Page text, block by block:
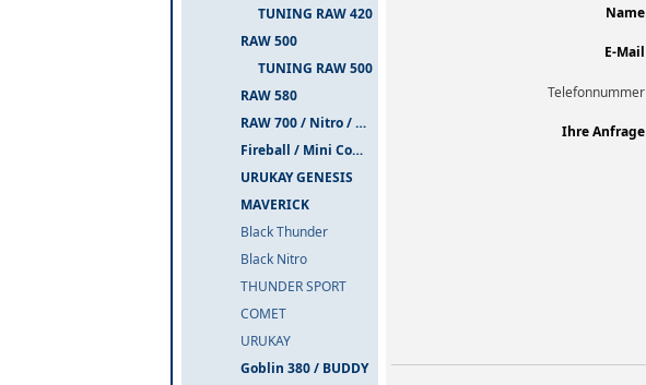
TUNING RAW 420
RAW 500
TUNING RAW 500
RAW 580
RAW 700 / Nitro / PIUMA
Fireball / Mini Comet
URUKAY GENESIS
MAVERICK
Black Thunder
Black Nitro
THUNDER SPORT
COMET
URUKAY
Goblin 380 / BUDDY
Name
E-Mail
Telefonnummer
Ihre Anfrage